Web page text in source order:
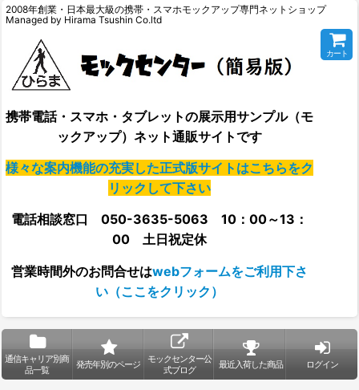
2008年創業・日本最大級の携帯・スマホモックアップ専門ネットショップ
Managed by Hirama Tsushin Co.ltd
携帯電話・スマホ・タブレットの展示用サンプル（モ
ックアップ）ネット通販サイトです
様々な案内機能の充実した正式版サイトはこちらをク
リックして下さい
電話相談窓口 050-3635-5063 10：00～13：
00 土日祝定休
営業時間外のお問合せはwebフォームをご利用下さ
い（ここをクリック）
カート
通信キャリア別商
品一覧
発売年別のページ
モックセンター公
式ブログ
最近入荷した商品 ログイン